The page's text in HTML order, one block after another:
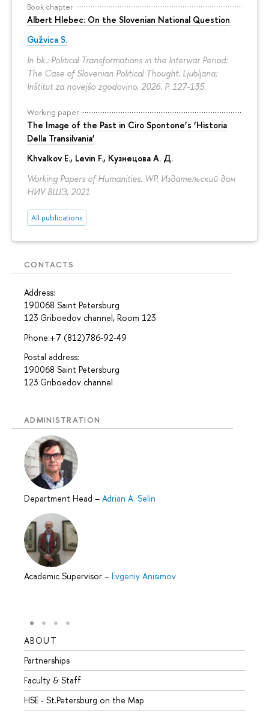
Book chapter
Albert Hlebec: On the Slovenian National Question
Gužvica S.
In bk.: Political Transformations in the Interwar Period:
The Case of Slovenian Political Thought. Ljubljana:
Inštitut za novejšo zgodovino, 2026. P. 127-135.
Working paper
The Image of the Past in Ciro Spontone’s ‘Historia
Della Transilvania’
Khvalkov E., Levin F., Кузнецова А. Д.
Working Papers of Humanities. WP. Издательский дом
НИУ ВШЭ, 2021
All publications
CONTACTS
Address:
190068 Saint Petersburg
123 Griboedov channel, Room 123
Phone:+7 (812)786-92-49
Postal address:
190068 Saint Petersburg
123 Griboedov channel
ADMINISTRATION
Department Head – Adrian A. Selin
Academic Supervisor – Evgeniy Anisimov
ABOUT
Partnerships
Faculty & Staff
HSE - St.Petersburg on the Map